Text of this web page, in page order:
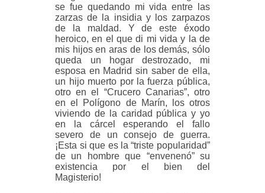
se fue quedando mi vida entre las
zarzas de la insidia y los zarpazos
de la maldad. Y de este éxodo
heroico, en el que di mi vida y la de
mis hijos en aras de los demás, sólo
queda un hogar destrozado, mi
esposa en Madrid sin saber de ella,
un hijo muerto por la fuerza pública,
otro en el “Crucero Canarias”, otro
en el Polígono de Marín, los otros
viviendo de la caridad pública y yo
en la cárcel esperando el fallo
severo de un consejo de guerra.
¡Esta si que es la “triste popularidad”
de un hombre que “envenenó” su
existencia por el bien del
Magisterio!